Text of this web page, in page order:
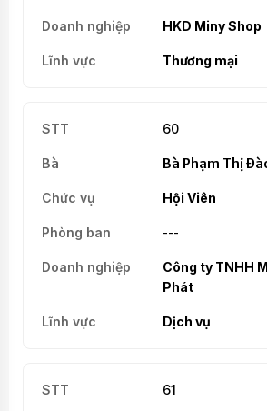
HKD Miny Shop
Thương mại
60
Bà Phạm Thị
Hội Viên
---
Công ty TNHH
Phát
Dịch vụ
61